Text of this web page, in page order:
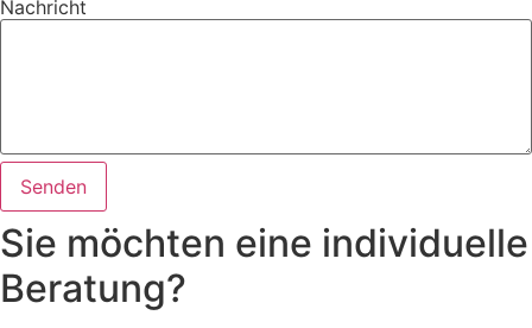
Nachricht
Senden
Sie möchten eine individuelle
Beratung?